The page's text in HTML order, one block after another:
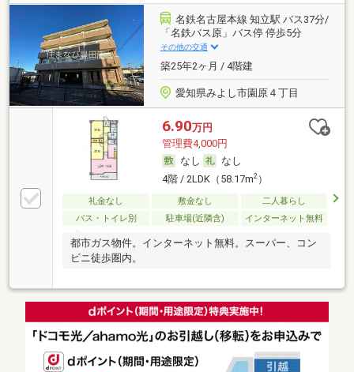
名鉄名古屋本線 知立駅 バス37分/
「名鉄バス原」バス停 停歩5分
その他の交通
築25年2ヶ月 / 4階建
愛知県みよし市園原４丁目
6.90万円
管理費4,000円
なし
なし
4階 / 2LDK（58.17m2）
礼金なし 敷金なし
二人暮らし
バス・トイレ別
駐車場(近隣含) インターネット無料
都市ガス物件。インターネット無料。スーパー、コン
ビニ徒歩圏内。